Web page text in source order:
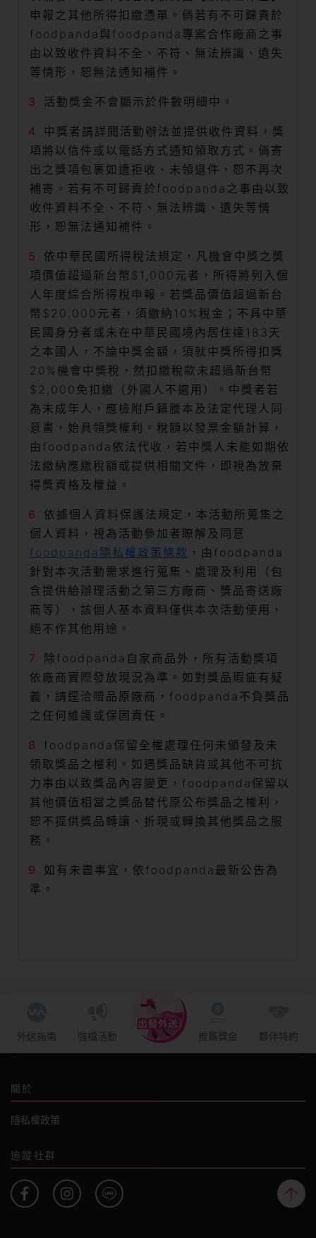
申報之其他所得扣繳憑單。倘若有不可歸責於
foodpanda與foodpanda專案合作廠商之事
由以致收件資料不全、不符、無法辨識、遺失
等情形，恕無法通知補件。
活動獎金不會顯示於件數明細中。
中獎者請詳閱活動辦法並提供收件資料，獎
項將以信件或以電話方式通知領取方式。倘寄
出之獎項包裹如遭拒收、未領退件，恕不再次
補寄。若有不可歸責於foodpanda之事由以致
收件資料不全、不符、無法辨識、遺失等情
形，恕無法通知補件。
依中華民國所得稅法規定，凡機會中獎之獎
項價值超過新台幣$1,000元者，所得將列入個
人年度綜合所得稅申報。若獎品價值超過新台
幣$20,000元者，須繳納10%稅金；不具中華
民國身分者或未在中華民國境內居住達183天
之本國人，不論中獎金額，須就中獎所得扣獎
20%機會中獎稅，然扣繳稅款未超過新台幣
$2,000免扣繳（外國人不適用）。中獎者若
為未成年人，應檢附戶籍謄本及法定代理人同
意書，始具領獎權利。稅額以發票金額計算，
由foodpanda依法代收，若中獎人未能如期依
法繳納應繳稅額或提供相關文件，即視為放棄
得獎資格及權益。
依據個人資料保護法規定，本活動所蒐集之
個人資料，視為活動參加者瞭解及同意
foodpanda隱私權政策條款 ，由foodpanda
針對本次活動需求進行蒐集、處理及利用（包
含提供給辦理活動之第三方廠商、獎品寄送廠
商等），該個人基本資料僅供本次活動使用，
絕不作其他用途。
除foodpanda自家商品外，所有活動獎項
依廠商實際發放現況為準。如對獎品瑕疵有疑
義，請逕洽贈品原廠商，foodpanda不負獎品
之任何維護或保固責任。
foodpanda保留全權處理任何未頒發及未
領取獎品之權利。如遇獎品缺貨或其他不可抗
力事由以致獎品內容變更，foodpanda保留以
其他價值相當之獎品替代原公布獎品之權利，
恕不提供獎品轉讓、折現或轉換其他獎品之服
務。
如有未盡事宜，依foodpanda最新公告為
準。
外送指南 強檔活動 推薦獎金 夥伴特約
關於
隱私權政策
追蹤社群